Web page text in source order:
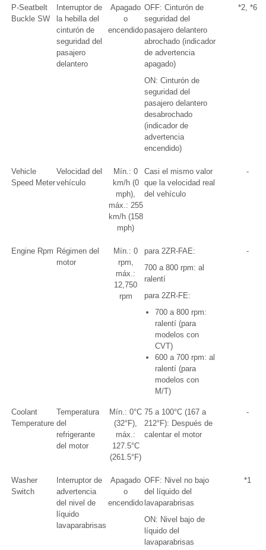
P-Seatbelt
Buckle SW
Interruptor de
la hebilla del
cinturón de
seguridad del
pasajero
delantero
Apagado
o
encendido
OFF: Cinturón de
seguridad del
pasajero delantero
abrochado (indicador
de advertencia
apagado)
ON: Cinturón de
seguridad del
pasajero delantero
desabrochado
(indicador de
advertencia
encendido)
*2, *6
Vehicle
Speed Meter
Velocidad del
vehículo
Mín.: 0
km/h (0
mph),
máx.: 255
km/h (158
mph)
Casi el mismo valor
que la velocidad real
del vehículo
-
Engine Rpm Régimen del
motor
Mín.: 0
rpm,
máx.:
12,750
rpm
para 2ZR-FAE:
700 a 800 rpm: al
ralentí
para 2ZR-FE:
700 a 800 rpm:
ralentí (para
modelos con
CVT)
600 a 700 rpm: al
ralentí (para
modelos con
M/T)
-
Coolant
Temperature
Temperatura
del
refrigerante
del motor
Mín.: 0°C
(32°F),
máx.:
127.5°C
(261.5°F)
75 a 100°C (167 a
212°F): Después de
calentar el motor
-
Washer
Switch
Interruptor de
advertencia
del nivel de
líquido
lavaparabrisas
Apagado
o
encendido
OFF: Nivel no bajo
del líquido del
lavaparabrisas
ON: Nivel bajo de
líquido del
lavaparabrisas
*1